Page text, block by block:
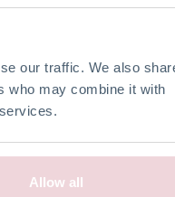
our traffic. We also
who may combine it with
Allow all
een patroon,
zijn om aan het
ongeveer 24 cm lang
2,5 mm.